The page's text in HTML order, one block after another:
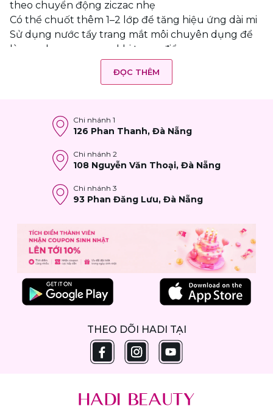
theo chuyển động ziczac nhẹ
Có thể chuốt thêm 1–2 lớp để tăng hiệu ứng dài mi
Sử dụng nước tẩy trang mắt môi chuyên dụng để
làm sạch mascara sau khi trang điểm.
ĐỌC THÊM
Chi nhánh 1
126 Phan Thanh, Đà Nẵng
Chi nhánh 2
108 Nguyễn Văn Thoại, Đà Nẵng
Chi nhánh 3
93 Phan Đăng Lưu, Đà Nẵng
THEO DÕI HADI TẠI